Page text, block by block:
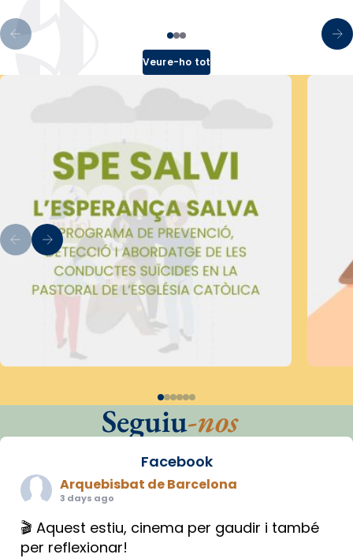
Veure-ho tot
Seguiu-nos
Facebook
Arquebisbat de Barcelona
3 days ago
🎬 Aquest estiu, cinema per gaudir i també
per reflexionar!